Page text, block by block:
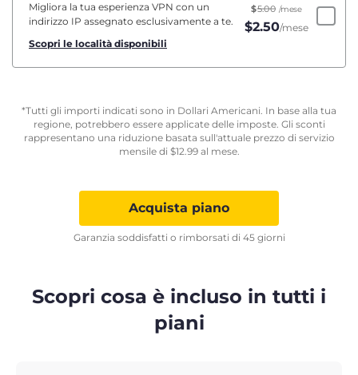
Migliora la tua esperienza VPN con un
indirizzo IP assegnato esclusivamente a te.
Scopri le località disponibili
$5.00 /mese
$2.50/mese
*Tutti gli importi indicati sono in Dollari Americani. In base alla tua
regione, potrebbero essere applicate delle imposte. Gli sconti
rappresentano una riduzione basata sull'attuale prezzo di servizio
mensile di $12.99al mese.
Acquista piano
Garanzia soddisfatti o rimborsati di 45 giorni
Scopri cosa è incluso in tutti i
piani